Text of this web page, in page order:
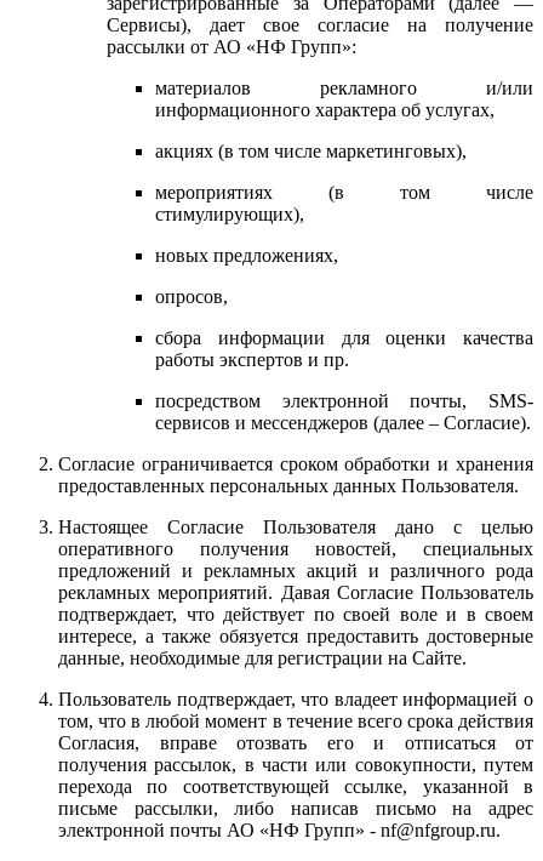
Сервисы), дает свое согласие на получение
рассылки от АО «НФ Групп»:
материалов рекламного и/или
информационного характера об услугах,
акциях (в том числе маркетинговых),
мероприятиях (в том числе
стимулирующих),
новых предложениях,
опросов,
сбора информации для оценки качества
работы экспертов и пр.
посредством электронной почты, SMS-
сервисов и мессенджеров (далее – Согласие).
Согласие ограничивается сроком обработки и хранения
предоставленных персональных данных Пользователя.
Настоящее Согласие Пользователя дано с целью
оперативного получения новостей, специальных
предложений и рекламных акций и различного рода
рекламных мероприятий. Давая Согласие Пользователь
подтверждает, что действует по своей воле и в своем
интересе, а также обязуется предоставить достоверные
данные, необходимые для регистрации на Сайте.
Пользователь подтверждает, что владеет информацией о
том, что в любой момент в течение всего срока действия
Согласия, вправе отозвать его и отписаться от
получения рассылок, в части или совокупности, путем
перехода по соответствующей ссылке, указанной в
письме рассылки, либо написав письмо на адрес
электронной почты АО «НФ Групп» - nf@nfgroup.ru.